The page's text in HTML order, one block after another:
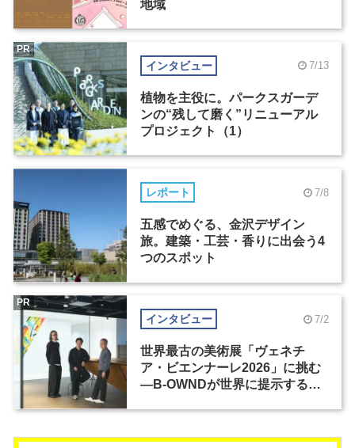
地域
インタビュー 7/13
植物を主役に。パークスガーデ
ンの“残して磨く”リニューアル
プロジェクト（1）
PR
レポート 7/8
五感でめぐる、金沢デザイン
旅。建築・工芸・香りに出会う4
つのスポット
インタビュー 7/2
世界最古の美術展「ヴェネチ
ア・ビエンナーレ2026」に挑む
―B-OWNDが世界に提示する美
PR